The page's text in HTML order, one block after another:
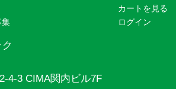
集
カートを見る
ログイン
4-3 CIMA関内ビル7F